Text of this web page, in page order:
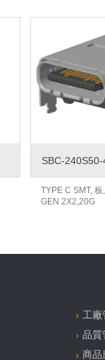
SBC-
TYPE C SMT,
GEN 2X2,20G
工廠
品質
商品